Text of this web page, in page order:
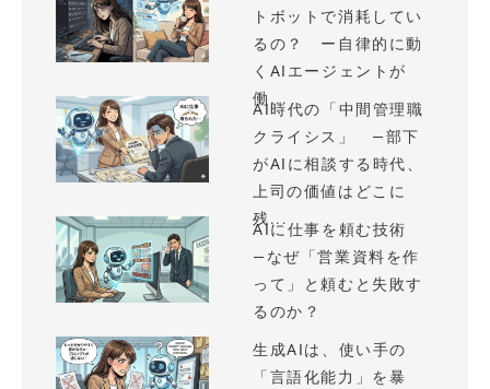
トボットで消耗してい
るの？ ー自律的に動
くAIエージェントが
働...
AI時代の「中間管理職
クライシス」 —部下
がAIに相談する時代、
上司の価値はどこに
残...
AIに仕事を頼む技術
—なぜ「営業資料を作
って」と頼むと失敗す
るのか？
生成AIは、使い手の
「言語化能力」を暴